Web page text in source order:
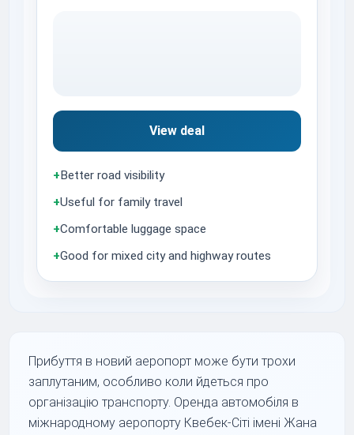
View deal
+Better road visibility
+Useful for family travel
+Comfortable luggage space
+Good for mixed city and highway routes
Прибуття в новий аеропорт може бути трохи
заплутаним, особливо коли йдеться про
організацію транспорту. Оренда автомобіля в
міжнародному аеропорту Квебек-Сіті імені Жана